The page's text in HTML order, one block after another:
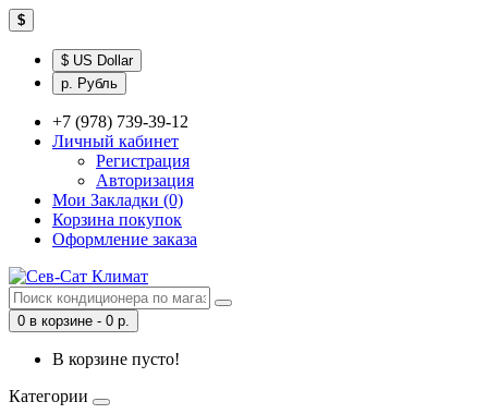
$
$ US Dollar
р. Рубль
+7 (978) 739-39-12
Личный кабинет
Регистрация
Авторизация
Мои Закладки (0)
Корзина покупок
Оформление заказа
0 в корзине - 0 р.
В корзине пусто!
Категории